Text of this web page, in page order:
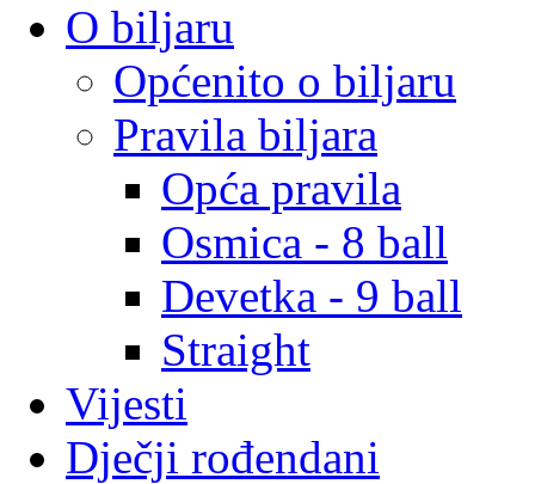
O biljaru
Općenito o biljaru
Pravila biljara
Opća pravila
Osmica - 8 ball
Devetka - 9 ball
Straight
Vijesti
Dječji rođendani